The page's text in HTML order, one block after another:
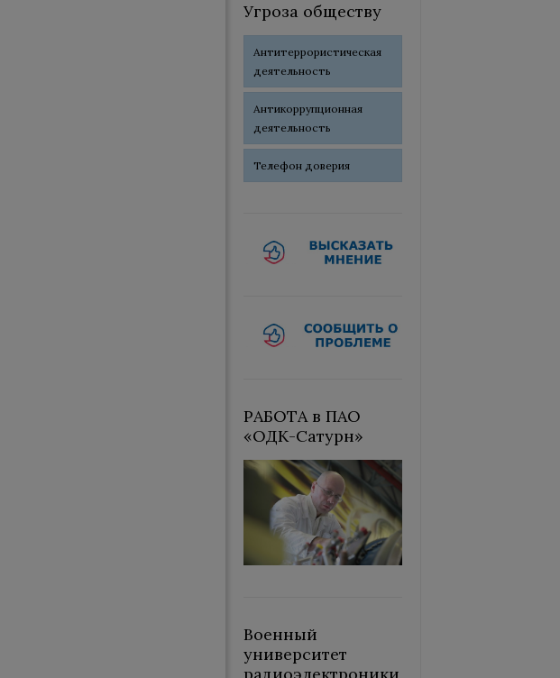
Угроза обществу
Антитеррористическая
деятельность
Антикоррупционная
деятельность
Телефон доверия
РАБОТА в ПАО
«ОДК-Сатурн»
Военный
университет